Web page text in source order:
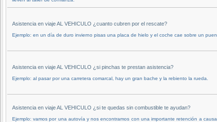
Asistencia en viaje AL VEHICULO ¿cuanto cubren por el rescate?
Ejemplo: en un día de duro invierno pisas una placa de hielo y el coche cae sobre un
Asistencia en viaje AL VEHICULO ¿si pinchas te prestan asistencia?
Ejemplo: al pasar por una carretera comarcal, hay un gran bache y la rebiento la rueda.
Asistencia en viaje AL VEHICULO ¿si te quedas sin combustible te ayudan?
Ejemplo: vamos por una autovía y nos encontramos con una importante retención a